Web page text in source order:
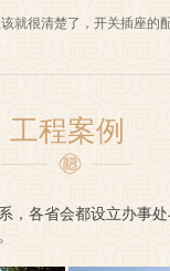
就很清楚了，开关插座的
工程案例
，各省会都设立办事